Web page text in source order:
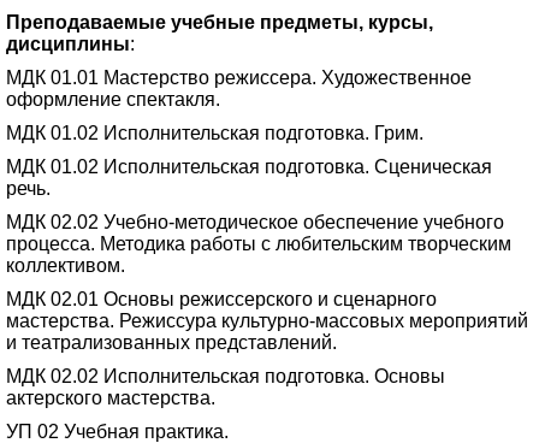
Преподаваемые учебные предметы, курсы,
дисциплины:
МДК 01.01 Мастерство режиссера. Художественное
оформление спектакля.
МДК 01.02 Исполнительская подготовка. Грим.
МДК 01.02 Исполнительская подготовка. Сценическая
речь.
МДК 02.02 Учебно-методическое обеспечение учебного
процесса. Методика работы с любительским творческим
коллективом.
МДК 02.01 Основы режиссерского и сценарного
мастерства. Режиссура культурно-массовых мероприятий
и театрализованных представлений.
МДК 02.02 Исполнительская подготовка. Основы
актерского мастерства.
УП 02 Учебная практика.